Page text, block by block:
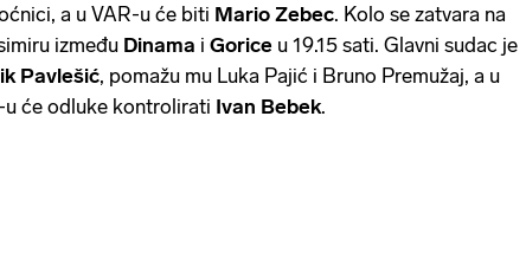
a u VAR-u će biti Mario Zebec. Kolo se zatvara na
između Dinama i Gorice u 19.15 sati. Glavni sudac je
Pavlešić, pomažu mu Luka Pajić i Bruno Premužaj, a u
u će odluke kontrolirati Ivan Bebek.